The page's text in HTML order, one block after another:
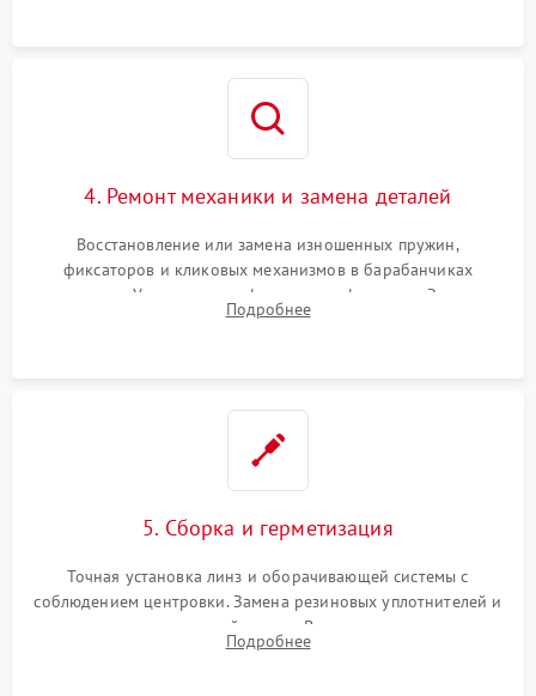
4. Ремонт механики и замена деталей
Восстановление или замена изношенных пружин,
фиксаторов и кликовых механизмов в барабанчиках
поправок. Устранение люфтов в трансфокаторе. Замена
поврежденных линз, разбитой сетки или восстановление
Подробнее
5. Сборка и герметизация
Точная установка линз и оборачивающей системы с
соблюдением центровки. Замена резиновых уплотнителей и
нанесение влагозащитной смазки. Вакуумирование корпуса
и заполнение его осушенным азотом или аргоном для
Подробнее